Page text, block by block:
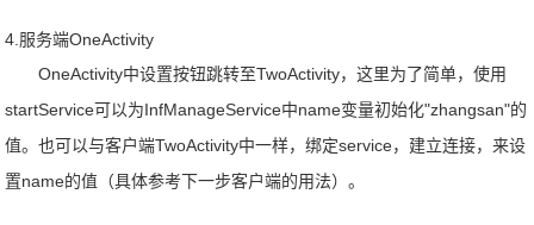
4.服务端OneActivity
OneActivity中设置按钮跳转至TwoActivity，这里为了简单，使用
startService可以为InfManageService中name变量初始化"zhangsan"的
值。也可以与客户端TwoActivity中一样，绑定service，建立连接，来设
置name的值（具体参考下一步客户端的用法）。